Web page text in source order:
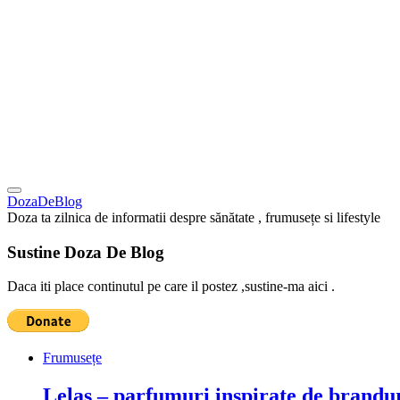
DozaDeBlog
Doza ta zilnica de informatii despre sănătate , frumusețe si lifestyle
Sustine Doza De Blog
Daca iti place continutul pe care il postez ,sustine-ma aici .
Frumusețe